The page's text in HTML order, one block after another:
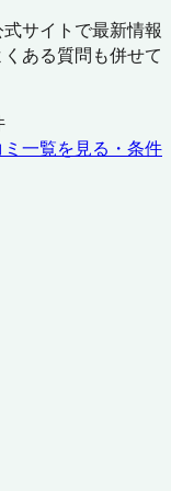
サイトで最新情報
ある質問も併せて
ミ一覧を見る・条件